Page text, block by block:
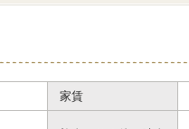
家賃